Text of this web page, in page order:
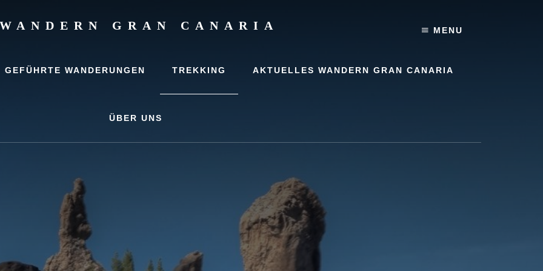
MENU
WANDERN GRAN CANARIA
GEFÜHRTE WANDERUNGEN TREKKING AKTUELLES WANDERN GRAN CANARIA
ÜBER UNS